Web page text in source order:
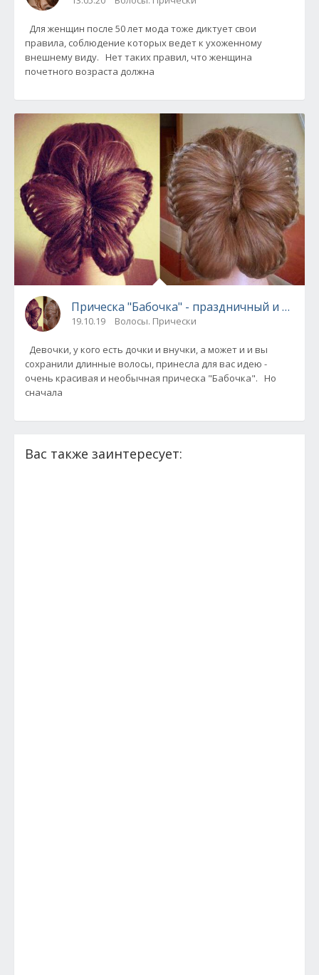
Для женщин после 50 лет мода тоже диктует свои
правила, соблюдение которых ведет к ухоженному
внешнему виду. Нет таких правил, что женщина
почетного возраста должна
Прическа "Бабочка" - праздничный и
19.10.19 Волосы. Прически
Девочки, у кого есть дочки и внучки, а может и и вы
сохранили длинные волосы, принесла для вас идею -
очень красивая и необычная прическа "Бабочка". Но
сначала
Вас также заинтересует: